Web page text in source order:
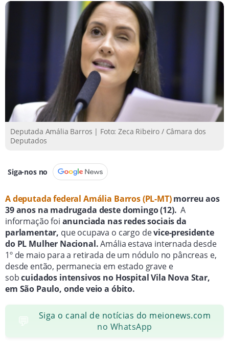
A deputada federal Amália Barros (PL-MT), vice-
presidente do PL Mulher Nacional, faleceu aos 39
anos após internação desde 1º de maio no Hospital
Vila Nova Star, em São Paulo, devido a complicações
de um nódulo no pâncreas. Amália passou por
procedimento de drenagem de vias biliares em
razão de acúmulo de líquido biliar no fígado e
estava programada para nova cirurgia hepática
antes de seu falecimento. Conhecida por ter dado
nome a uma lei sancionada por Jair Bolsonaro em
2021, que classifica a visão monocular como
deficiência sensorial, Amália recebeu mais de 70 mil
votos em Mato Grosso nas eleições de 2022, sendo
de vice-presidente do PL Mulher Nacional.
Deputada Amália Barros | Foto: Zeca Ribeiro / Câmara dos
Deputados
Siga-nos no
A deputada federal Amália Barros (PL-MT)morreu aos
39 anos na madrugada deste domingo (12). A
informação foi anunciada nas redes sociais da
parlamentar, que ocupava o cargo device-presidente
do PL Mulher Nacional.Amália estava internada desde
1º de maio para a retirada de um nódulo no pâncreas e,
desde então, permanecia em estado grave e
sobcuidados intensivos no Hospital Vila Nova Star,
em São Paulo, onde veio a óbito.
💬
Siga o canal de notícias do meionews.com
no WhatsApp